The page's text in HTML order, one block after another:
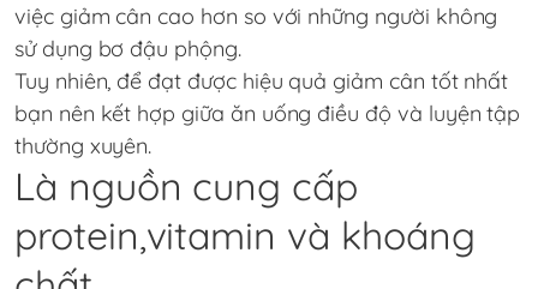
việc giảm cân cao hơn so với những người không
sử dụng bơ đậu phộng.
Tuy nhiên, để đạt được hiệu quả giảm cân tốt nhất
bạn nên kết hợp giữa ăn uống điều độ và luyện tập
thường xuyên.
Là nguồn cung cấp
protein,vitamin và khoáng